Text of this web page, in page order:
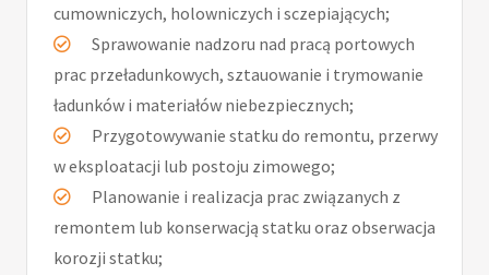
cumowniczych, holowniczych i sczepiających;
Sprawowanie nadzoru nad pracą portowych
prac przeładunkowych, sztauowanie i trymowanie
ładunków i materiałów niebezpiecznych;
Przygotowywanie statku do remontu, przerwy
w eksploatacji lub postoju zimowego;
Planowanie i realizacja prac związanych z
remontem lub konserwacją statku oraz obserwacja
korozji statku;